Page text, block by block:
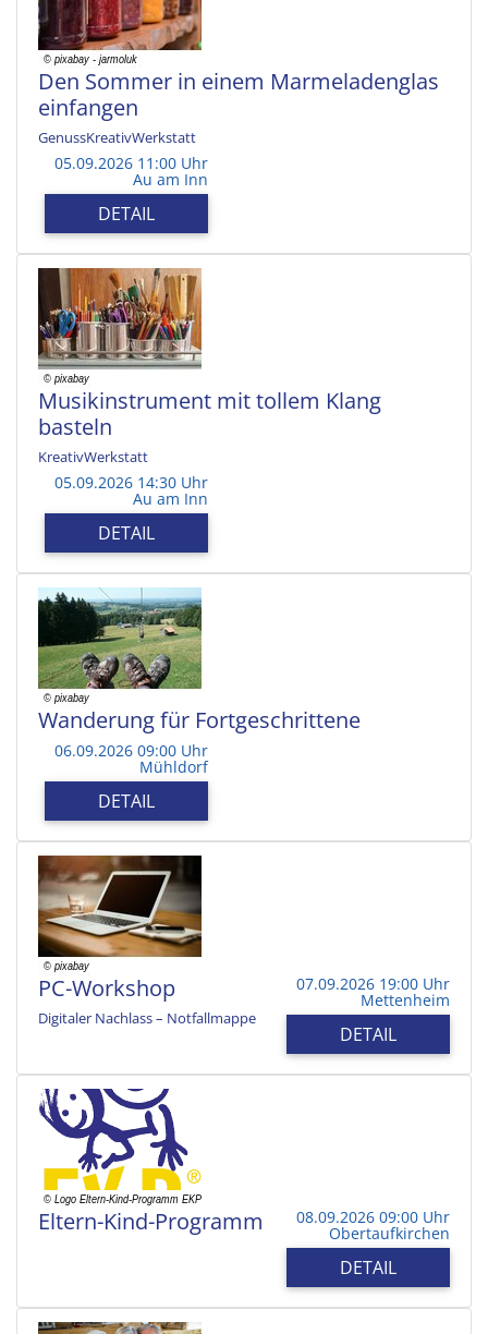
Den Sommer in einem Marmeladenglas
einfangen
GenussKreativWerkstatt
05.09.2026 11:00 Uhr
Au am Inn
DETAIL
Musikinstrument mit tollem Klang
basteln
KreativWerkstatt
05.09.2026 14:30 Uhr
Au am Inn
DETAIL
Wanderung für Fortgeschrittene
06.09.2026 09:00 Uhr
Mühldorf
DETAIL
PC-Workshop
Digitaler Nachlass – Notfallmappe
07.09.2026 19:00 Uhr
Mettenheim
DETAIL
Eltern-Kind-Programm 08.09.2026 09:00 Uhr
Obertaufkirchen
DETAIL